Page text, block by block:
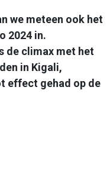
we meteen ook het
2024 in.
de climax met het
in Kigali,
effect gehad op de